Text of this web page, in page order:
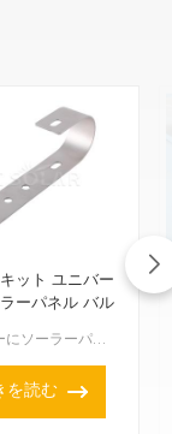
ット ユニバー
ーパネル バル
バルコニーにソーラーパネルを設置したいですか？「ソーラーキット ユニバーサル ソーラーパネル バルコニーフック」は、まさにお探しの製品かもしれません。ほとんどのサイズのソーラーパネルとバルコニーのスタ...
を読む